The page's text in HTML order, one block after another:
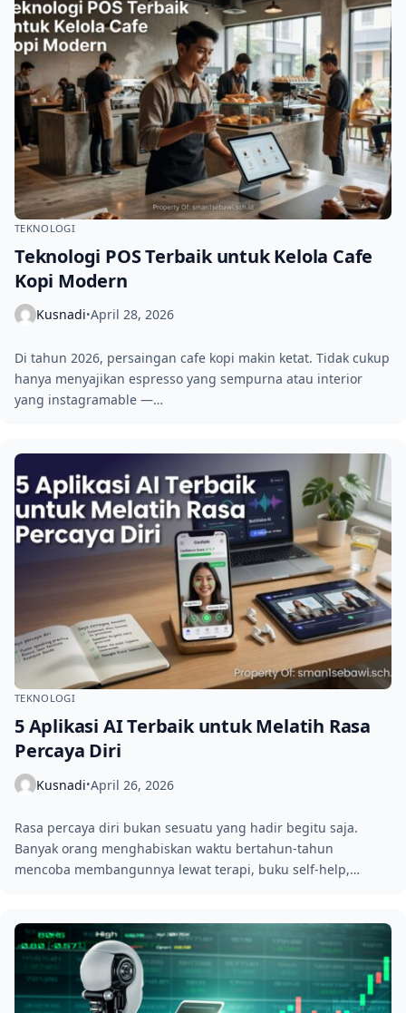
TEKNOLOGI
Teknologi POS Terbaik untuk Kelola Cafe
Kopi Modern
Kusnadi•April 28, 2026
Di tahun 2026, persaingan cafe kopi makin ketat. Tidak cukup
hanya menyajikan espresso yang sempurna atau interior
yang instagramable —…
TEKNOLOGI
5 Aplikasi AI Terbaik untuk Melatih Rasa
Percaya Diri
Kusnadi•April 26, 2026
Rasa percaya diri bukan sesuatu yang hadir begitu saja.
Banyak orang menghabiskan waktu bertahun-tahun
mencoba membangunnya lewat terapi, buku self-help,…